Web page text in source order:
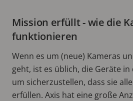
Mission erfüllt - wie die
funktionieren
Wenn es um (neue) Kameras
geht, ist es üblich, die Geräte
um sicherzustellen, dass sie
erfüllen. Axis hat eine große